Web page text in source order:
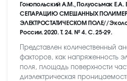
Гонопольский А.М., Полуосьмак
СЕПАРАЦИЮ СМЕШАННЫХ
ЭЛЕКТРОСТАТИЧЕСКОМ ПОЛЕ//
России. 2020. Т. 24. № 4. С. 25-29.
Представлен количественный
факторов, как напряженность
поля, площадь поверхности
диэлектрическая